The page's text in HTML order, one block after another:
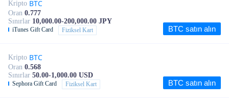
Kripto BTC
Oran 0.777
Sınırlar 10,000.00-200,000.00 JPY
iTunes Gift Card Fiziksel Kart BTC satın alın
Kripto BTC
Oran 0.568
Sınırlar 50.00-1,000.00 USD
Sephora Gift Card Fiziksel Kart BTC satın alın